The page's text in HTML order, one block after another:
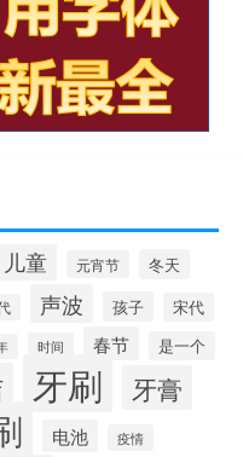
儿童 元宵节 冬天
声波 孩子 宋代
时间 春节 是一个
牙刷 牙膏
电池 疫情